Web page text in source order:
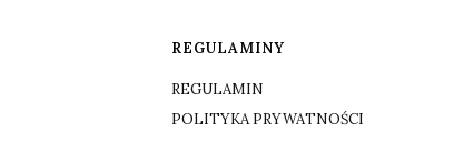
Linki w stopce
REGULAMINY
REGULAMIN
POLITYKA PRYWATNOŚCI